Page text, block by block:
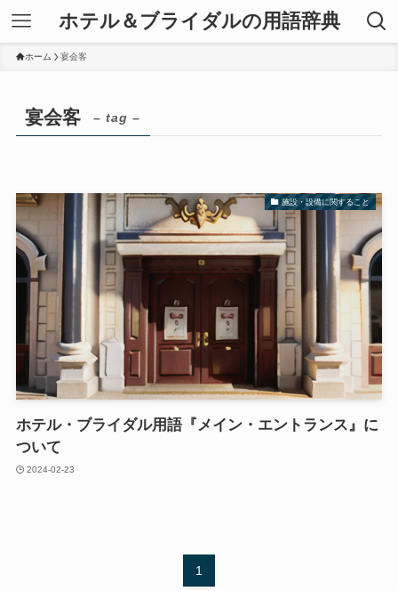
ホテル＆ブライダルの用語辞典
ホーム 宴会客
宴会客 – tag –
施設・設備に関すること
ホテル・ブライダル用語『メイン・エントランス』に
ついて
2024-02-23
1